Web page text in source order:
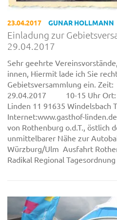
23.04.2017 GUNAR HOLLMANN
Einladung zur
29.04.2017
Sehr geehrte
innen, Hiermit lade ich Sie
Gebietsversammlung
29.04.2017 10-15 Uhr
Linden 11 91635 Windelsbach
Internet:www.gasthof-
von Rothenburg o.d.T., östlich
unmittelbarer Nähe zur
Würzburg/Ulm Ausfahrt
Radikal Regional Tagesordnung